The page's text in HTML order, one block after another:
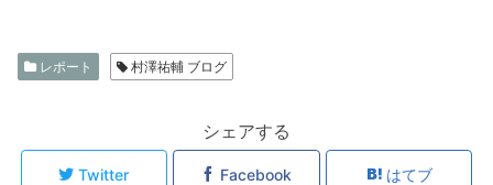
レポート 村澤祐輔 ブログ
シェアする
Twitter Facebook はてブ